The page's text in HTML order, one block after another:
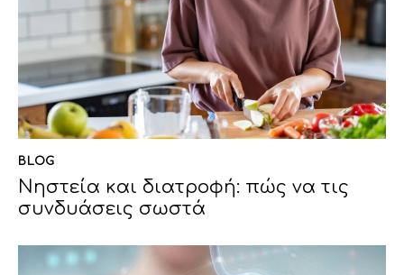
BLOG
Νηστεία και διατροφή: πώς να τις
συνδυάσεις σωστά